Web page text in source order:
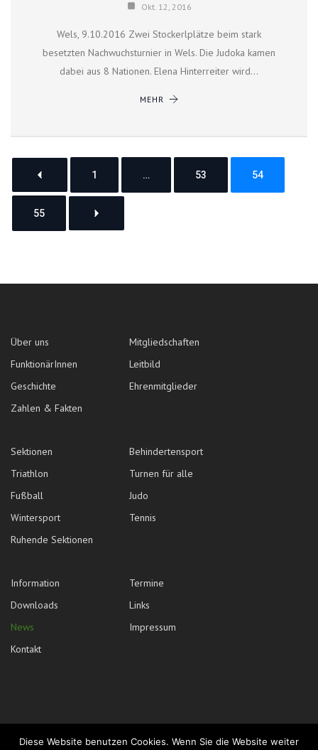
Okt. 12, 2016
Wels, 9.10.2016 Zwei Stockerlplätze beim stark
besetzten Nachwuchsturnier in Wels. Die Judoka kamen
dabei aus 8 Nationen. Elena Hinterreiter wird…
MEHR
1 … 53 54
55
Über uns
Mitgliedschaften
FunktionärInnen
Leitbild
Geschichte
Ehrenmitglieder
Zahlen & Fakten
Sektionen
Behindertensport
Triathlon
Turnen für alle
Fußball
Judo
Wintersport
Tennis
Ruhende Sektionen
Information
Termine
Downloads
Links
News
Impressum
Kontakt
Diese Website benutzen Cookies. Wenn Sie die Website weiter